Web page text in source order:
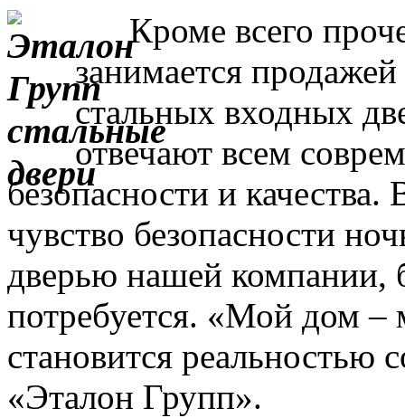
Кроме всего
занимается
стальных входных
отвечают всем
безопасности и
чувство безопасности
дверью нашей компании,
потребуется. «Мой дом –
становится реальностью
«Эталон Групп».